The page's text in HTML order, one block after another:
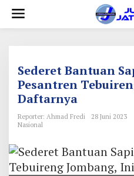
Sederet Bantuan
Pesantren
Daftarnya
Reporter: Ahmad Fredi
28 Juni 2023
Nasional